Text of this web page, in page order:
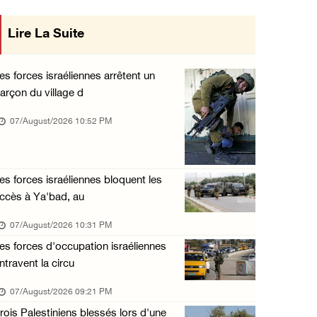
Khalayel al-Louz : des colons attaquent un c ...
07/August/2026 01:53 PM
Nouvelle attaque de colons à Ramallah : une ...
L’armée israélienne installe un barrage mili ...
07/August/2026 09:18 AM
Nouvelles incursions à Bethléem et Tubas : d ...
07/August/2026 09:03 AM
mise en œuvre des décisions du Conseil
Central concernant les relations avec
Lire La Suite
forces israéliennes arrêtent un
du village d
07/August/2026 10:52 PM
forces israéliennes bloquent les
à Ya'bad, au
07/August/2026 10:31 PM
forces d'occupation israéliennes
la circu
07/August/2026 09:21 PM
Palestiniens blessés lors d'une